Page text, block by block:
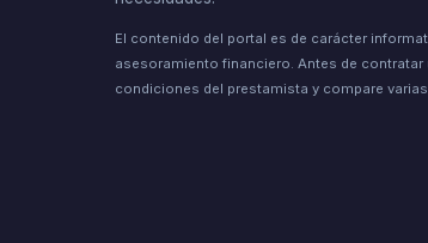
El contenido del portal es de carácter
asesoramiento financiero. Antes de
condiciones del prestamista y compare